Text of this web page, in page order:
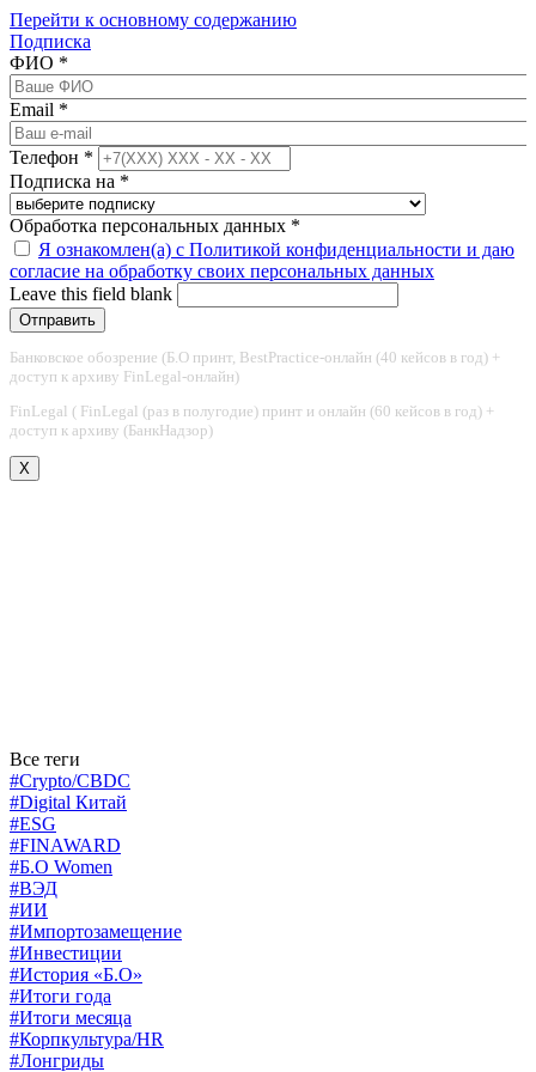
Перейти к основному содержанию
Подписка
ФИО *
Email *
Телефон *
Подписка на *
Обработка персональных данных *
Я ознакомлен(а) с Политикой конфиденциальности и даю
согласие на обработку своих персональных данных
Leave this field blank
Банковское обозрение (Б.О принт, BestPractice-онлайн (40 кейсов в год) +
доступ к архиву FinLegal-онлайн)
FinLegal ( FinLegal (раз в полугодие) принт и онлайн (60 кейсов в год) +
доступ к архиву (БанкНадзор)
X
Все теги
#Crypto/CBDC
#Digital Китай
#ESG
#FINAWARD
#Б.О Women
#ВЭД
#ИИ
#Импортозамещение
#Инвестиции
#История «Б.О»
#Итоги года
#Итоги месяца
#Корпкультура/HR
#Лонгриды